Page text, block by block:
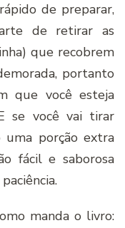
de preparar,
de retirar as
que recobrem
portanto
que você esteja
se você vai tirar
uma porção extra
fácil e saborosa
manda o livro: